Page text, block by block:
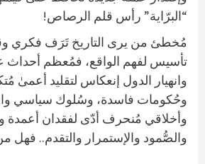
“البرّاية” رأس قلم الرصاص!
مُخطئ من يرى التاريخ تَرَف فكري
تأسيس لفهم الواقع، فمُعظم أحداث
وانهيار الدول إنعكاس لتقليد أعمىٰ
وحُكومات فاسدة، وسُلوك سياسي
وأخلاقي مُنحرف أدّى لفقدان أعمدة
والصُّمود والإستمرار والتقدم.. فهل